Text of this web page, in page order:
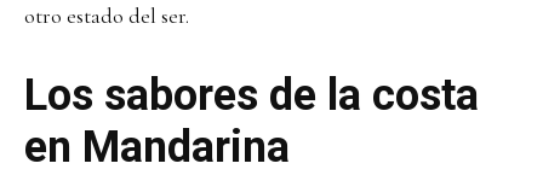
otro estado del ser.
Los sabores de la costa
en Mandarina